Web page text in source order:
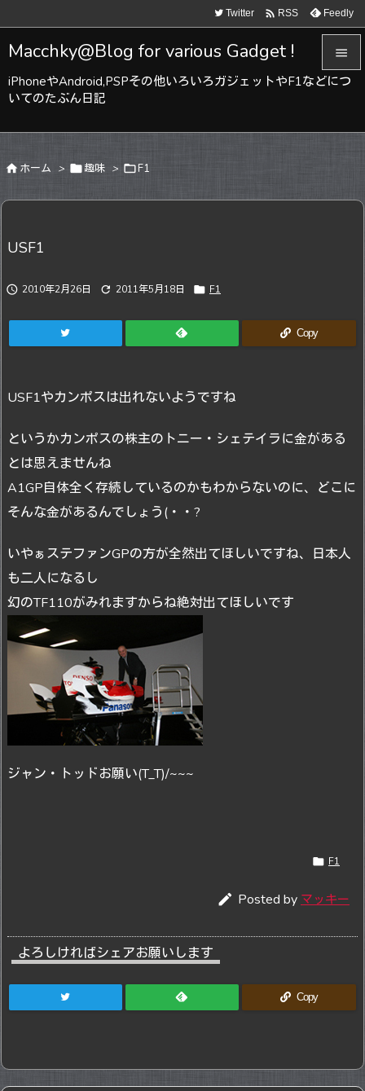
Macchky@Blog for various Gadget !
iPhoneやAndroid,PSPその他いろいろガジェットやF1などにつ
いてのたぶん日記



Twitter  RSS Feedly
 ホーム > 趣味 > F1
USF1
 2010年2月26日  2011年5月18日  F1
Copy
USF1やカンポスは出れないようですね
というかカンポスの株主のトニー・シェテイラに金がある
とは思えませんね
A1GP自体全く存続しているのかもわからないのに、どこに
そんな金があるんでしょう(・・?
いやぁステファンGPの方が全然出てほしいですね、日本人
も二人になるし
幻のTF110がみれますからね絶対出てほしいです
ジャン・トッドお願い(T_T)/~~~
 F1
 Posted by マッキー
よろしければシェアお願いします
Copy